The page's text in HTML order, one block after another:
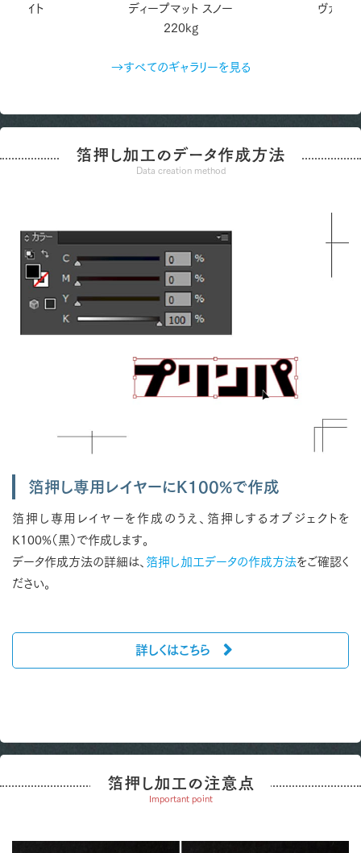
ワイト
ディープマット スノー
220kg
ヴァン
→すべてのギャラリーを見る
箔押し加工のデータ作成方法
Data creation method
箔押し専用レイヤーにK100%で作成
箔押し専用レイヤーを作成のうえ、箔押しするオブジェクトを
K100%（黒）で作成します。
データ作成方法の詳細は、 箔押し加工データの作成方法をご確認く
ださい。
詳しくはこちら
箔押し加工の注意点
Important point